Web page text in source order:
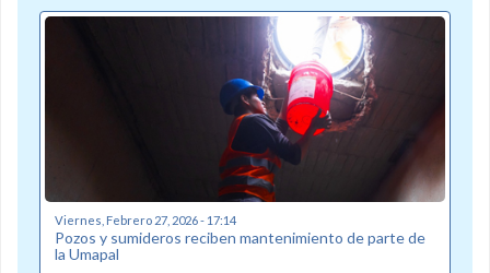
Viernes, Febrero 27, 2026 - 17:14
Pozos y sumideros reciben mantenimiento de parte de
la Umapal